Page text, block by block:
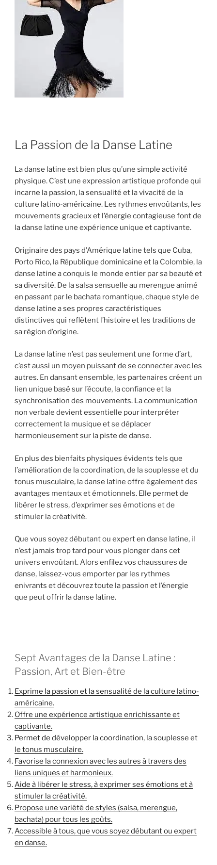
La Passion de la Danse Latine
La danse latine est bien plus qu’une simple activité
physique. C’est une expression artistique profonde qui
incarne la passion, la sensualité et la vivacité de la
culture latino-américaine. Les rythmes envoûtants, les
mouvements gracieux et l’énergie contagieuse font de
la danse latine une expérience unique et captivante.
Originaire des pays d’Amérique latine tels que Cuba,
Porto Rico, la République dominicaine et la Colombie, la
danse latine a conquis le monde entier par sa beauté et
sa diversité. De la salsa sensuelle au merengue animé
en passant par le bachata romantique, chaque style de
danse latine a ses propres caractéristiques
distinctives qui reflètent l’histoire et les traditions de
sa région d’origine.
La danse latine n’est pas seulement une forme d’art,
c’est aussi un moyen puissant de se connecter avec les
autres. En dansant ensemble, les partenaires créent un
lien unique basé sur l’écoute, la confiance et la
synchronisation des mouvements. La communication
non verbale devient essentielle pour interpréter
correctement la musique et se déplacer
harmonieusement sur la piste de danse.
En plus des bienfaits physiques évidents tels que
l’amélioration de la coordination, de la souplesse et du
tonus musculaire, la danse latine offre également des
avantages mentaux et émotionnels. Elle permet de
libérer le stress, d’exprimer ses émotions et de
stimuler la créativité.
Que vous soyez débutant ou expert en danse latine, il
n’est jamais trop tard pour vous plonger dans cet
univers envoûtant. Alors enfilez vos chaussures de
danse, laissez-vous emporter par les rythmes
enivrants et découvrez toute la passion et l’énergie
que peut offrir la danse latine.
Sept Avantages de la Danse Latine :
Passion, Art et Bien-être
Exprime la passion et la sensualité de la culture latino-
américaine.
Offre une expérience artistique enrichissante et
captivante.
Permet de développer la coordination, la souplesse et
le tonus musculaire.
Favorise la connexion avec les autres à travers des
liens uniques et harmonieux.
Aide à libérer le stress, à exprimer ses émotions et à
stimuler la créativité.
Propose une variété de styles (salsa, merengue,
bachata) pour tous les goûts.
Accessible à tous, que vous soyez débutant ou expert
en danse.